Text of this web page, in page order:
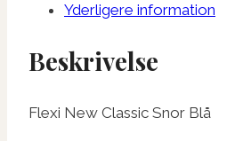
Yderligere information
Beskrivelse
Flexi New Classic Snor Blå